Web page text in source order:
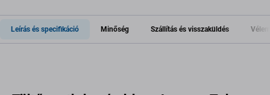
Leírás és specifikáció Minőség Szállítás és visszaküldés